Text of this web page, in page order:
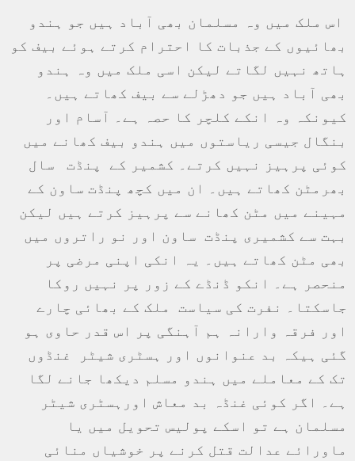
اس ملک میں وہ مسلمان بھی آباد ہیں جو ہندو
بھائیوں کے جذبات کا احترام کرتے ہوئے بیف کو
ہاتھ نہیں لگاتے لیکن اسی ملک میں وہ ہندو
بھی آباد ہیں جو دھڑلے سے بیف کھاتے ہیں۔
کیونکہ وہ انکے کلچر کا حصہ ہے۔ آسام اور
بنگال جیسی ریاستوں میں ہندو بیف کھانے میں
کوئی پرہیز نہیں کرتے۔ کشمیر کے پنڈت سال
بھرمٹن کھاتے ہیں۔ ان میں کچھ پنڈت ساون کے
مہینے میں مٹن کھانے سے پرہیز کرتے ہیں لیکن
بہت سے کشمیری پنڈت ساون اور نو راتروں میں
بھی مٹن کھاتے ہیں۔ یہ انکی اپنی مرضی پر
منحصر ہے۔ انکو ڈنڈے کے زور پر نہیں روکا
جاسکتا۔ نفرت کی سیاست ملک کے بھائی چارے
اور فرقہ وارانہ ہم آہنگی پر اس قدر حاوی ہو
گئی ہیکہ بد عنوانوں اور ہسٹری شیٹر غنڈوں
تک کے معاملے میں ہندو مسلم دیکھا جانے لگا
ہے۔ اگر کوئی غنڈہ بد معاش اورہسٹری شیٹر
مسلمان ہے تو اسکے پولیس تحویل میں یا
ماورائے عدالت قتل کرنے پر خوشیاں منائی